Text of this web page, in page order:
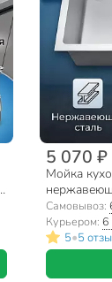
5 070 ₽
Мойка
сатин,
Самовывоз:
Курьером: 6
5•5